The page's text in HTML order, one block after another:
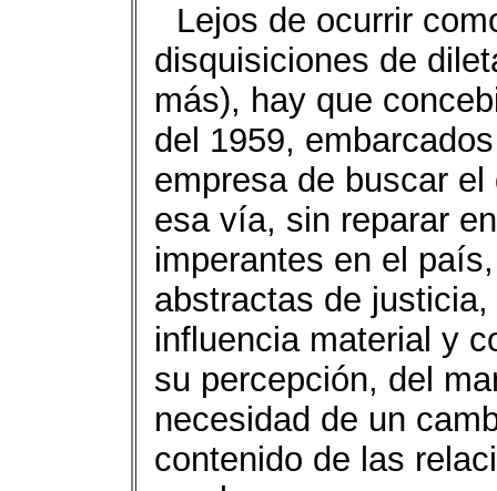
Lejos de ocurrir
disquisiciones de
más), hay que
del 1959,
empresa de buscar
esa vía, sin reparar
imperantes en el
abstractas de
influencia material y
su percepción, del
necesidad de un
contenido de las